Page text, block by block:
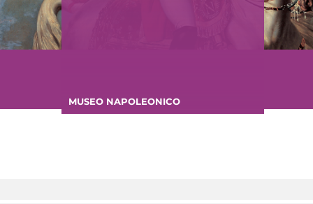
MUSEO NAPOLEONICO